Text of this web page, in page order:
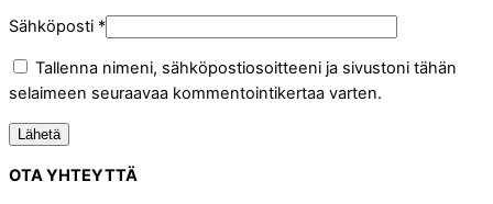
Sähköposti *
Tallenna nimeni, sähköpostiosoitteeni ja sivustoni tähän
selaimeen seuraavaa kommentointikertaa varten.
OTA YHTEYTTÄ